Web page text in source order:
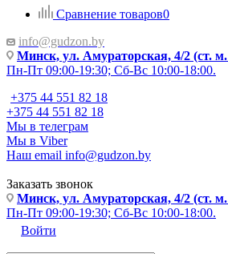
Сравнение товаров0
info@gudzon.by
Минск, ул. Амураторская, 4/2 (ст.
Пн-Пт 09:00-19:30; Сб-Вс 10:00-18:00.
+375 44 551 82 18
+375 44 551 82 18
Мы в телеграм
Мы в Viber
Наш email info@gudzon.by
Заказать звонок
Минск, ул. Амураторская, 4/2 (ст.
Пн-Пт 09:00-19:30; Сб-Вс 10:00-18:00.
Войти